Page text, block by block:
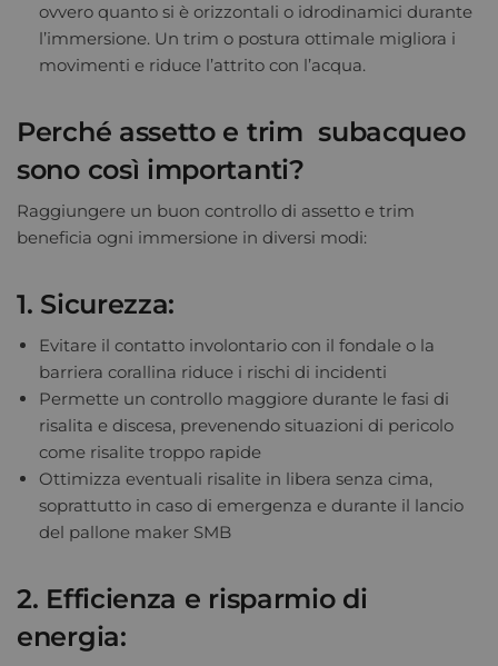
ovvero quanto si è orizzontali o idrodinamici durante
l’immersione. Un trim o postura ottimale migliora i
movimenti e riduce l’attrito con l’acqua.
Perché assetto e trim subacqueo
sono così importanti?
Raggiungere un buon controllo di assetto e trim
beneficia ogni immersione in diversi modi:
1. Sicurezza:
Evitare il contatto involontario con il fondale o la
barriera corallina riduce i rischi di incidenti
Permette un controllo maggiore durante le fasi di
risalita e discesa, prevenendo situazioni di pericolo
come risalite troppo rapide
Ottimizza eventuali risalite in libera senza cima,
soprattutto in caso di emergenza e durante il lancio
del pallone maker SMB
2. Efficienza e risparmio di
energia: